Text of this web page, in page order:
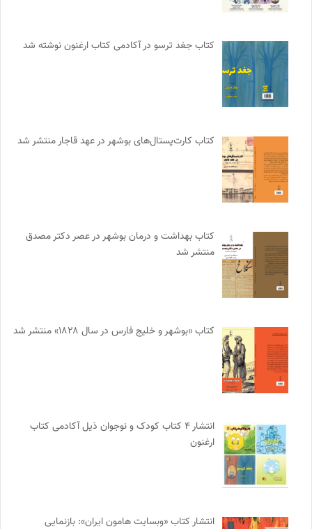
کتاب جغد ترسو در آکادمی کتاب ارغنون نوشته شد
کتاب کارت‌پستال‌های بوشهر در عهد قاجار منتشر شد
کتاب بهداشت و درمان بوشهر در عصر دکتر مصدق
منتشر شد
کتاب «بوشهر و خلیج فارس در سال ۱۸۲۸» منتشر شد
انتشار ۴ کتاب کودک و نوجوان ذیل آکادمی کتاب
ارغنون
انتشار کتاب «وبسایت هامون ایران»: بازنمایی